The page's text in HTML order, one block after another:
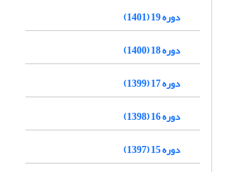
دوره 19 (1401)
دوره 18 (1400)
دوره 17 (1399)
دوره 16 (1398)
دوره 15 (1397)